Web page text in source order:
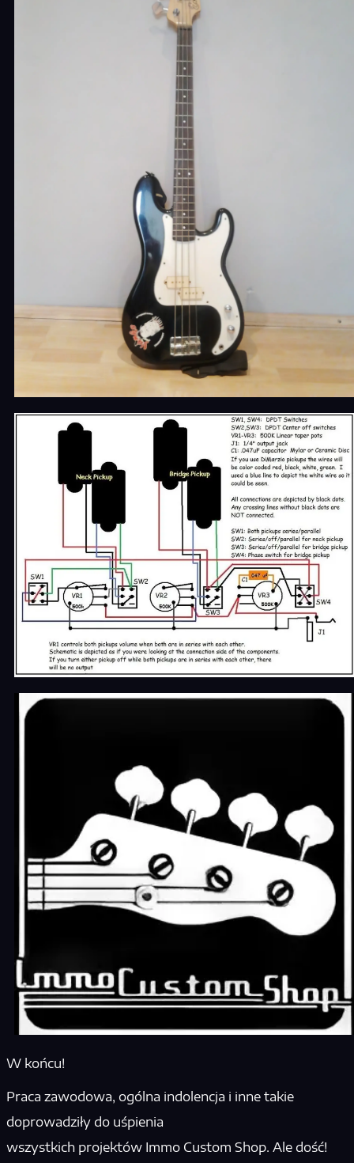
W końcu!
Praca zawodowa, ogólna indolencja i inne takie
doprowadziły do uśpienia
wszystkich projektów Immo Custom Shop. Ale dość!